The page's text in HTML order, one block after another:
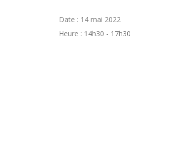
Date : 14 mai 2022
Heure : 14h30 - 17h30